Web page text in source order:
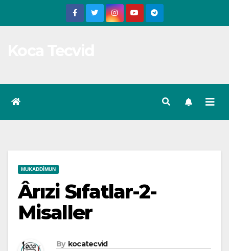
MUKADDIMUN
Ârızi Sıfatlar-2-
Misaller
By kocatecvid